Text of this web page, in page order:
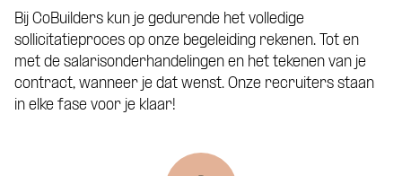
Bij CoBuilders kun je gedurende het volledige
sollicitatieproces op onze begeleiding rekenen. Tot en
met de salarisonderhandelingen en het tekenen van je
contract, wanneer je dat wenst. Onze recruiters staan
in elke fase voor je klaar!